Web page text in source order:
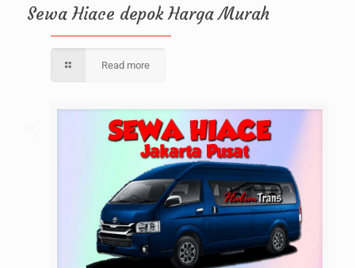
Sewa Hiace depok Harga Murah
Read more